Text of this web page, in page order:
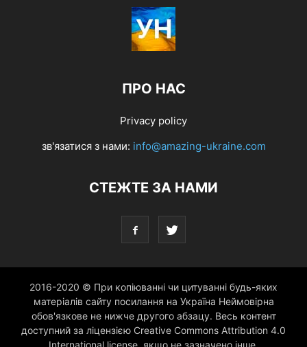
ПРО НАС
Privacy policy
зв'язатися з нами: info@amazing-ukraine.com
СТЕЖТЕ ЗА НАМИ
2016-2020 © При копіюванні чи цитуванні будь-яких
матеріалів сайту посилання на Україна Неймовірна
обов'язкове не нижче другого абзацу. Весь контент
доступний за ліцензією Creative Commons Attribution 4.0